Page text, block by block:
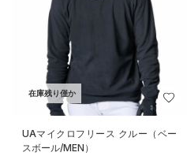
在庫残り僅か
UAマイクロフリース クルー（ベー
スボール/MEN）